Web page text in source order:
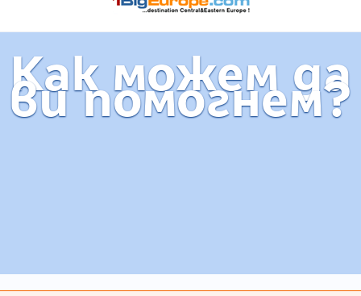
Как можем да
ви помогнем?